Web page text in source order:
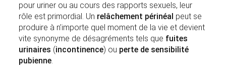
pour uriner ou au cours des rapports sexuels, leur
rôle est primordial. Un relâchement périnéal peut se
produire à n’importe quel moment de la vie et devient
vite synonyme de désagréments tels que fuites
urinaires (incontinence) ou perte de sensibilité
pubienne.